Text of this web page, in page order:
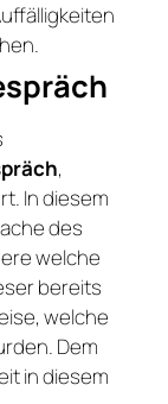
,
In diesem
des
welche
bereits
welche
Dem
in diesem